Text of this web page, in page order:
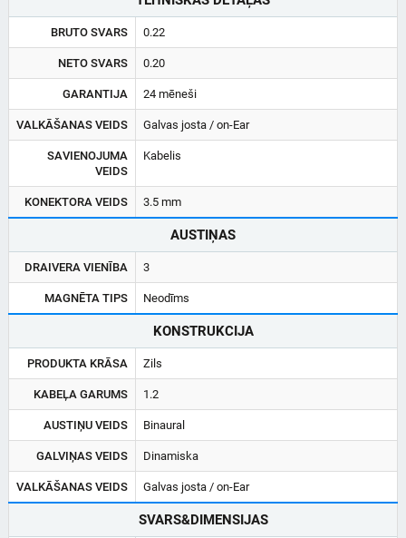
BRUTO SVARS 0.22
NETO SVARS 0.20
GARANTIJA 24 mēneši
VALKĀŠANAS VEIDS Galvas josta / on-Ear
SAVIENOJUMA
VEIDS
Kabelis
KONEKTORA VEIDS 3.5 mm
AUSTIŅAS
DRAIVERA VIENĪBA 3
MAGNĒTA TIPS Neodīms
KONSTRUKCIJA
PRODUKTA KRĀSA Zils
KABEĻA GARUMS 1.2
AUSTIŅU VEIDS Binaural
GALVIŅAS VEIDS Dinamiska
VALKĀŠANAS VEIDS Galvas josta / on-Ear
SVARS&DIMENSIJAS